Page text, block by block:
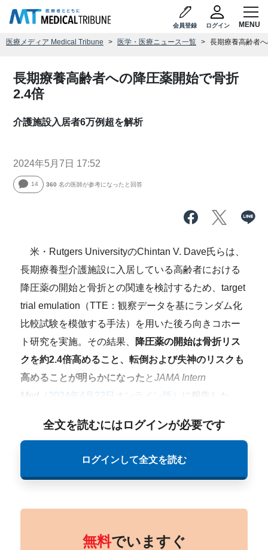
会員登録 ログイン
医療メディア Medical Tribune 医学・医療ニュース一覧 長期療養高齢者
長期療養高齢者への降圧薬開始で骨折
2.4倍
介護施設入居者6万例超を解析
2024年5月7日 17:52
14 360 名の医師が参考になったと回答
米・Rutgers UniversityのChintan V. Dave氏らは、
長期療養型介護施設に入居している高齢者における
降圧薬の開始と骨折との関連を検討するため、target
trial emulation（TTE：観察データを基にランダム化
比較試験を模倣する手法）を用いた後ろ向きコホー
ト研究を実施。その結果、 降圧薬の開始は骨折リス
クを約2.4倍高めること、転倒および失神のリスクも
高めることが明らかになった とJAMA Intern
Med
2024年4月22日オンライン版 ）に報告した。
全文を読むにはログインが必要です
ログインして全文を読む
無料でいますぐ